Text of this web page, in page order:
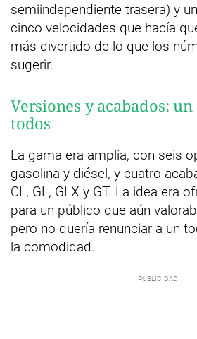
semiindependiente trasera) y
cinco velocidades que hacía
más divertido de lo que los
sugerir.
Versiones y acabados:
todos
La gama era amplia, con seis
gasolina y diésel, y cuatro
CL, GL, GLX y GT. La idea era
para un público que aún
pero no quería renunciar a un
la comodidad.